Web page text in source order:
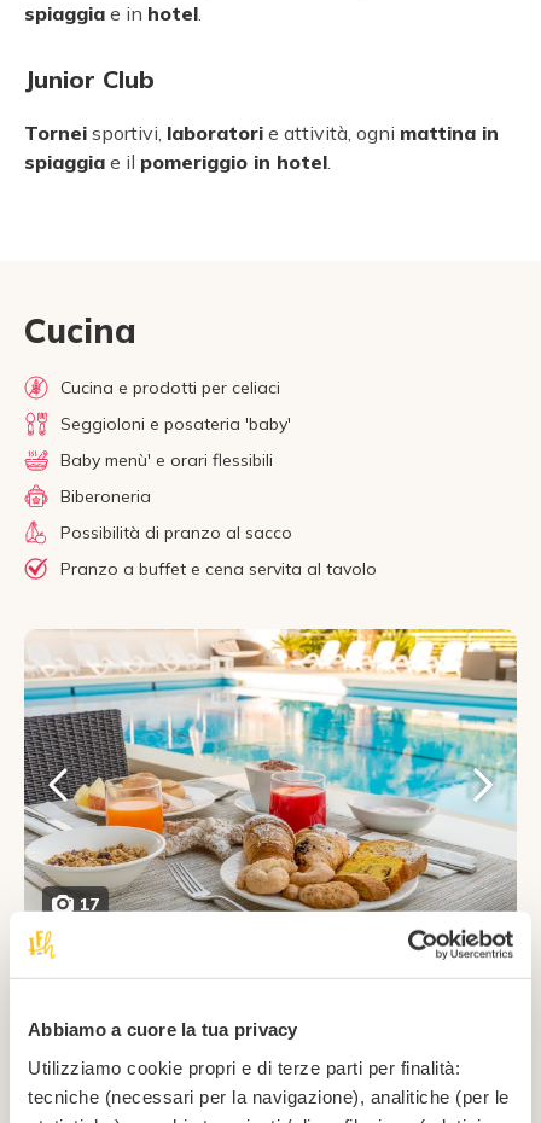
Abbiamo a cuore la tua privacy
Utilizziamo cookie propri e di terze parti per finalità:
tecniche (necessari per la navigazione), analitiche (per le
spiaggia e in hotel.
Junior Club
Tornei sportivi, laboratori e attività, ogni mattina in
spiaggia e il pomeriggio in hotel.
Cucina
Cucina e prodotti per celiaci
Seggioloni e posateria 'baby'
Baby menù' e orari flessibili
Biberoneria
Possibilità di pranzo al sacco
Pranzo a buffet e cena servita al tavolo
17
genuina e con
ingredienti naturali
tavola le nostretradizioni culinarie, con un occhio di
riguardo alla freschezza e alla presentazione, che deve